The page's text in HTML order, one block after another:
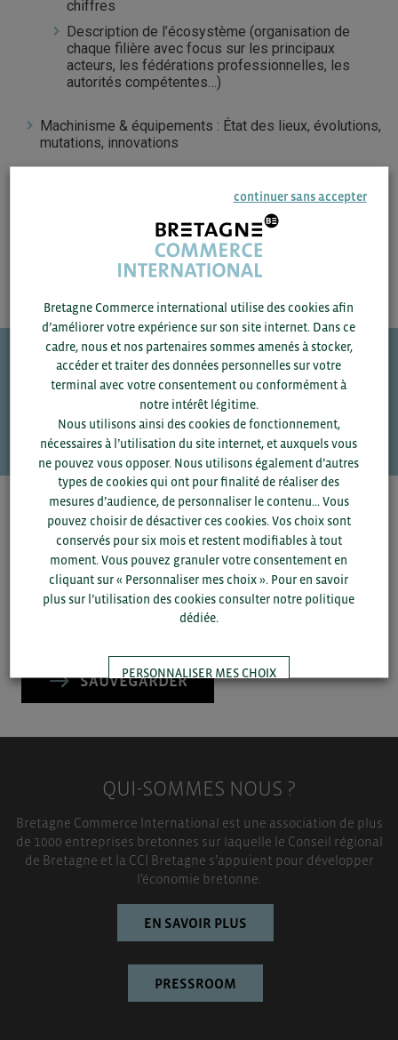
chiffres
Description de l’écosystème (organisation de
chaque filière avec focus sur les principaux
acteurs, les fédérations professionnelles, les
autorités compétentes…)
Machinisme & équipements : État des lieux, évolutions,
mutations, innovations
TÉLÉCHARGEZ LA PRÉSENTATION
Une question ?
VOS CONTACTS
Pour voir les contacts, merci de renseigner votre
département et votre secteur
ou connectez-vous.
SAUVEGARDER
QUI-SOMMES NOUS ?
Bretagne Commerce International est une association de plus
de 1000 entreprises bretonnes sur laquelle le Conseil régional
de Bretagne et la CCI Bretagne s’appuient pour développer
l’économie bretonne.
EN SAVOIR PLUS
PRESSROOM
continuer sans accepter
Bretagne Commerce international utilise des cookies afin
d’améliorer votre expérience sur son site internet. Dans ce
cadre, nous et nos partenaires sommes amenés à stocker,
accéder et traiter des données personnelles sur votre
terminal avec votre consentement ou conformément à
notre intérêt légitime.
Nous utilisons ainsi des cookies de fonctionnement,
nécessaires à l’utilisation du site internet, et auxquels vous
ne pouvez vous opposer. Nous utilisons également d’autres
types de cookies qui ont pour finalité de réaliser des
mesures d’audience, de personnaliser le contenu... Vous
pouvez choisir de désactiver ces cookies. Vos choix sont
conservés pour six mois et restent modifiables à tout
moment. Vous pouvez granuler votre consentement en
cliquant sur « Personnaliser mes choix ». Pour en savoir
plus sur l’utilisation des cookies consulter notre politique
dédiée.
PERSONNALISER MES CHOIX